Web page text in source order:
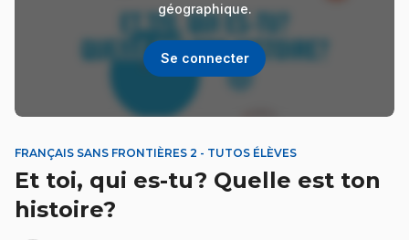
géographique.
Se connecter
FRANÇAIS SANS FRONTIÈRES 2 - TUTOS ÉLÈVES
Et toi, qui es-tu? Quelle est ton
histoire?